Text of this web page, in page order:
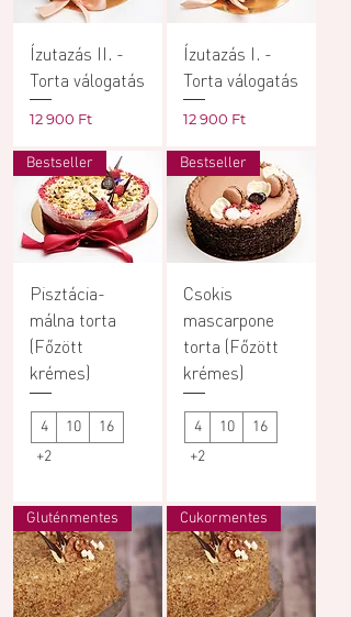
Ízutazás II. -
Torta válogatás
Ár
12 900 Ft
Ízutazás I. -
Torta válogatás
Ár
12 900 Ft
Bestseller
Pisztácia-
málna torta
(Főzött
krémes)
4 10
16
+2
Bestseller
Csokis
mascarpone
torta (Főzött
krémes)
4 10
16
+2
Gluténmentes Cukormentes